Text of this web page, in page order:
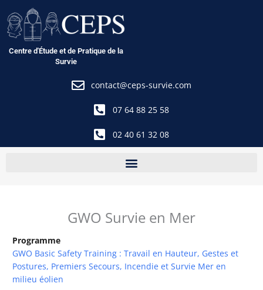
au
contenu
Centre d'Étude et de Pratique de la
Survie
contact@ceps-survie.com
07 64 88 25 58
02 40 61 32 08
GWO Survie en Mer
Programme
GWO Basic Safety Training : Travail en Hauteur, Gestes et
Postures, Premiers Secours, Incendie et Survie Mer en
milieu éolien